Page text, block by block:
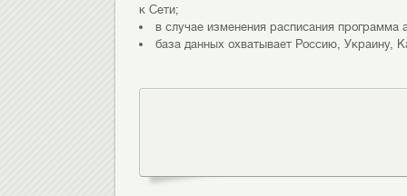
к Сети;
в случае изменения расписания программа
база данных охватывает Россию, Украину,